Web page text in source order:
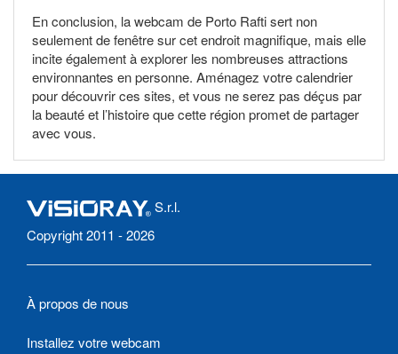
En conclusion, la webcam de Porto Rafti sert non
seulement de fenêtre sur cet endroit magnifique, mais elle
incite également à explorer les nombreuses attractions
environnantes en personne. Aménagez votre calendrier
pour découvrir ces sites, et vous ne serez pas déçus par
la beauté et l’histoire que cette région promet de partager
avec vous.
S.r.l.
Copyright 2011 - 2026
À propos de nous
Installez votre webcam